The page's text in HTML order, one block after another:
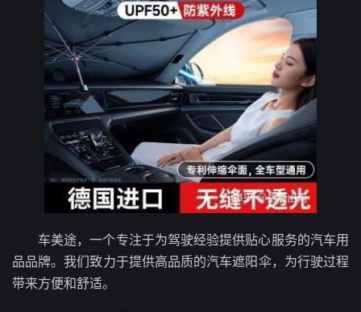
车美途，一个专注于为驾驶经验提供贴心服务的汽车用
品品牌。我们致力于提供高品质的汽车遮阳伞，为行驶过程
带来方便和舒适。